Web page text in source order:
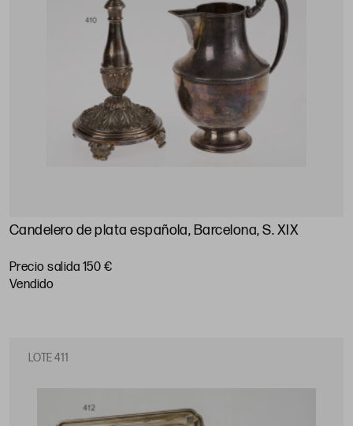
Candelero de plata española, Barcelona, S. XIX
Precio salida 150 €
vendido
LOTE 411